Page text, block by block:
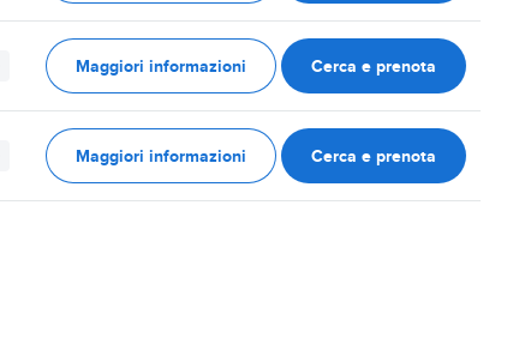
Maggiori informazioni Cerca e prenota
Maggiori informazioni Cerca e prenota